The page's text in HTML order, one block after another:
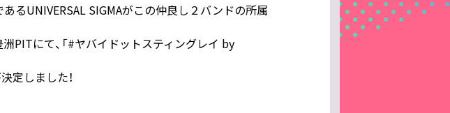
るUNIVERSAL SIGMAがこの仲良し２バンドの所属
PITにて、「#ヤバイドットスティングレイ by
定しました！